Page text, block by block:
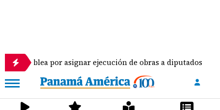
asignar ejecución de obras a diputados